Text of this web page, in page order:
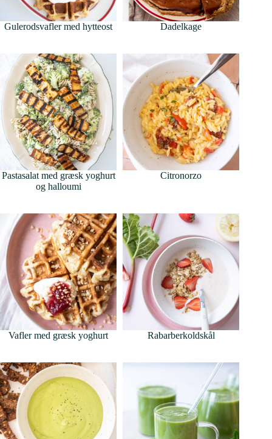
Gulerodsvafler med hytteost Dadelkage
Pastasalat med græsk yoghurt
og halloumi
Citronorzo
Vafler med græsk yoghurt Rabarberkoldskål